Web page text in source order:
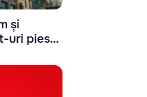
și
uri piesa